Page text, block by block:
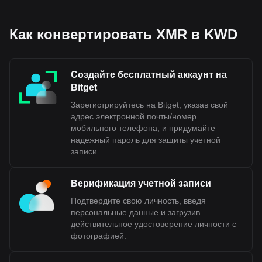
Как конвертировать XMR в KWD
Создайте бесплатный аккаунт на
Bitget
Зарегистрируйтесь на Bitget, указав свой
адрес электронной почты/номер
мобильного телефона, и придумайте
надежный пароль для защиты учетной
записи.
Верификация учетной записи
Подтвердите свою личность, введя
персональные данные и загрузив
действительное удостоверение личности с
фотографией.